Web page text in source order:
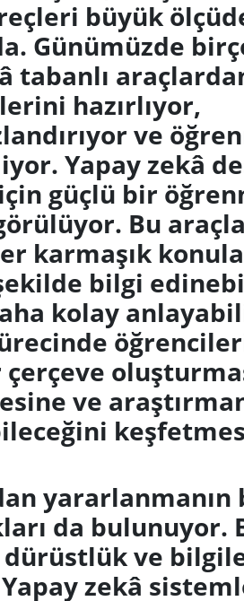
büyük
Günümüzde
tabanlı
hazırlıyor,
ve
Yapay zekâ
güçlü bir
Bu
karmaşık
bilgi
kolay
ve
yararlanmanın
da bulunuyor.
dürüstlük ve
zekâ